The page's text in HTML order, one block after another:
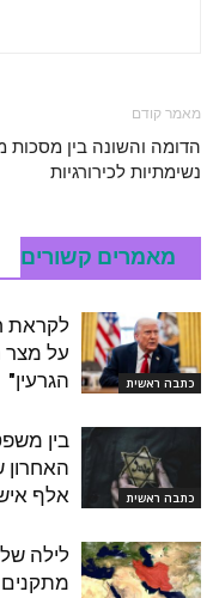
מאמר קודם
הדומה והשונה בין מסכות
נשימתיות לכירורגיות
מאמרים קשורים
כתבה ראשית
לקראת
על מצר
הגרעין"
כתבה ראשית
בין
אלף
לילה
מתקנים